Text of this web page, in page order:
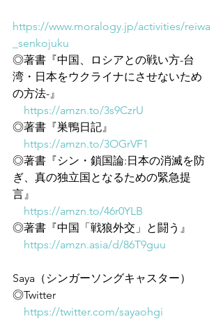
https://www.moralogy.jp/activities/reiwa
_senkojuku
◎著書『中国、ロシアとの戦い方-台
湾・日本をウクライナにさせないため
の方法-』
https://amzn.to/3s9CzrU
◎著書『巣鴨日記』
https://amzn.to/3OGrVF1
◎著書『シン・鎖国論:日本の消滅を防
ぎ、真の独立国となるための緊急提
言』
https://amzn.to/46r0YLB
◎著書『中国「戦狼外交」と闘う』
https://amzn.asia/d/86T9guu
Saya（シンガーソングキャスター）
◎Twitter
https://twitter.com/sayaohgi